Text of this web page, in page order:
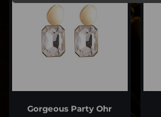
Gorgeous Party Ohr